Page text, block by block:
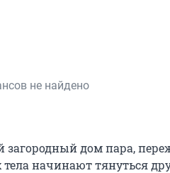
не найдено
загородный дом пара,
начинают тянуться